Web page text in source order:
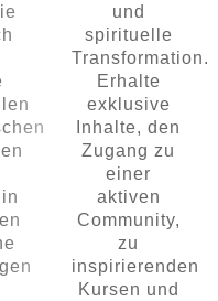
und
spirituelle
Transformation.
Erhalte
exklusive
Inhalte, den
Zugang zu
einer
aktiven
Community,
zu
inspirierenden
Kursen und